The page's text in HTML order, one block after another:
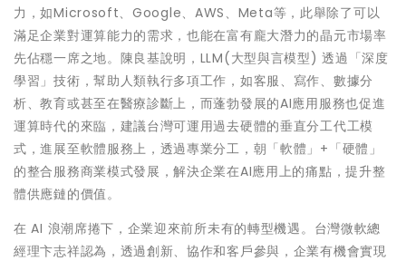
力，如Microsoft、Google、AWS、Meta等，此舉除了可以
滿足企業對運算能力的需求，也能在富有龐大潛力的晶元市場率
先佔穩一席之地。陳良基說明，LLM(大型與言模型) 透過「深度
學習」技術，幫助人類執行多項工作，如客服、寫作、數據分
析、教育或甚至在醫療診斷上，而蓬勃發展的AI應用服務也促進
運算時代的來臨，建議台灣可運用過去硬體的垂直分工代工模
式，進展至軟體服務上，透過專業分工，朝「軟體」+「硬體」
的整合服務商業模式發展，解決企業在AI應用上的痛點，提升整
體供應鏈的價值。
在 AI 浪潮席捲下，企業迎來前所未有的轉型機遇。台灣微軟總
經理卞志祥認為，透過創新、協作和客戶參與，企業有機會實現